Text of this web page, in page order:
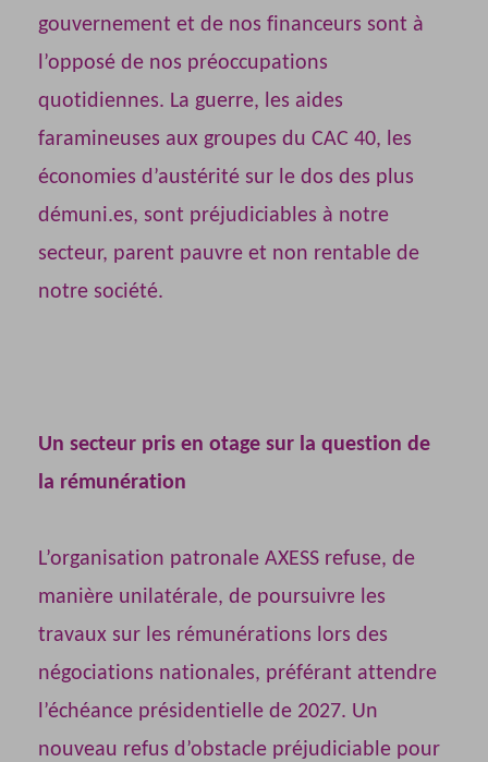
gouvernement et de nos financeurs sont à
l’opposé de nos préoccupations
quotidiennes. La guerre, les aides
faramineuses aux groupes du CAC 40, les
économies d’austérité sur le dos des plus
démuni.es, sont préjudiciables à notre
secteur, parent pauvre et non rentable de
notre société.
Un secteur pris en otage sur la question de
la rémunération
L’organisation patronale AXESS refuse, de
manière unilatérale, de poursuivre les
travaux sur les rémunérations lors des
négociations nationales, préférant attendre
l’échéance présidentielle de 2027. Un
nouveau refus d’obstacle préjudiciable pour